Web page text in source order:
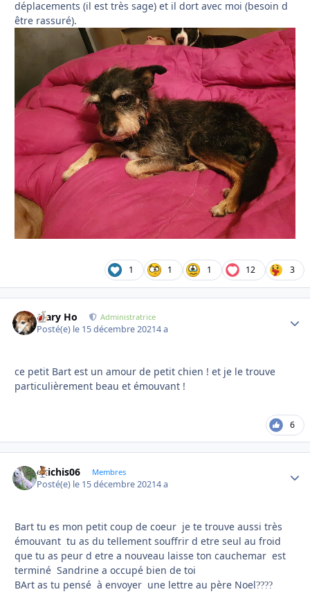
déplacements (il est très sage) et il dort avec moi (besoin d
être rassuré).
1 1 1 12 3
Mary Ho Administratrice
Posté(e) le 15 décembre 20214 a
ce petit Bart est un amour de petit chien ! et je le trouve
particulièrement beau et émouvant !
6
chichis06 Membres
Posté(e) le 15 décembre 20214 a
Bart tu es mon petit coup de coeur je te trouve aussi très
émouvant tu as du tellement souffrir d etre seul au froid
que tu as peur d etre a nouveau laisse ton cauchemar est
terminé Sandrine a occupé bien de toi
BArt as tu pensé à envoyer une lettre au père Noel????